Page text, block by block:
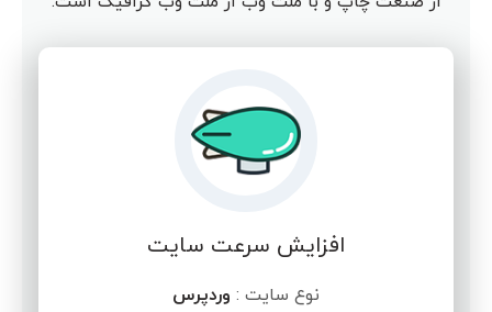
افزایش سرعت سایت
نوع سایت : وردپرس